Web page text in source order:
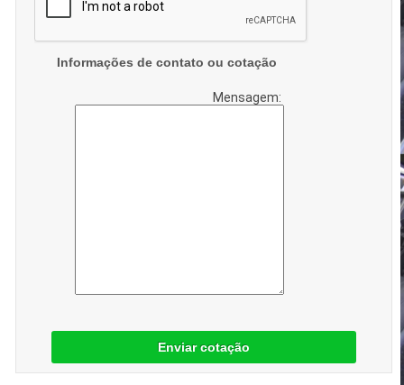
Informações de contato ou cotação
Mensagem:
Enviar cotação